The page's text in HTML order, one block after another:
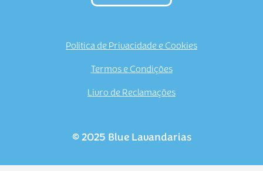
Política de Privacidade e Cookies
Termos e Condições
Livro de Reclamações
© 2025 Blue Lavandarias